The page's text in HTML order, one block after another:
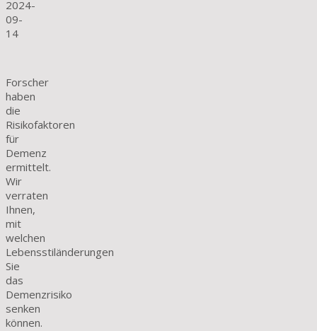
2024-
09-
14
Forscher
haben
die
Risikofaktoren
für
Demenz
ermittelt.
Wir
verraten
Ihnen,
mit
welchen
Lebensstiländerungen
Sie
das
Demenzrisiko
senken
können.